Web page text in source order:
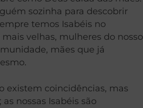
sozinha para descobrir
temos Isabéis no
velhas, mulheres do nosso
mães que já
existem coincidências, mas
; as nossas Isabéis são